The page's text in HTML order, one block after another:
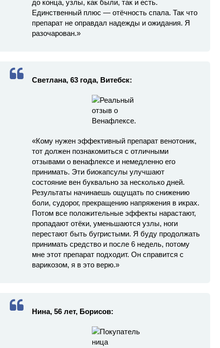
до конца, узлы, как были, так и есть.
Единственный плюс — отёчность спала. Так что
препарат не оправдал надежды и ожидания. Я
разочарован.»
Светлана, 63 года, Витебск:
«Кому нужен эффективный препарат венотоник,
тот должен познакомиться с отличными
отзывами о венафлексе и немедленно его
принимать. Эти биокапсулы улучшают
состояние вен буквально за несколько дней.
Результаты начинаешь ощущать по снижению
боли, судорог, прекращению напряжения в икрах.
Потом все положительные эффекты нарастают,
пропадают отёки, уменьшаются узлы, ноги
перестают быть бугристыми. Я буду продолжать
принимать средство и после 6 недель, потому
мне этот препарат подходит. Он справится с
варикозом, я в это верю.»
Нина, 56 лет, Борисов: